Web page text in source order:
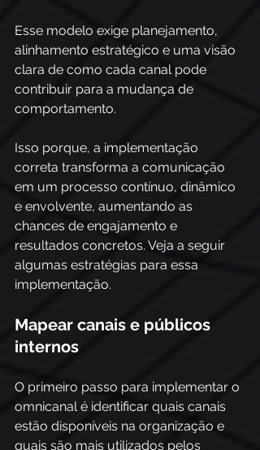
Esse modelo exige planejamento,
alinhamento estratégico e uma visão
clara de como cada canal pode
contribuir para a mudança de
comportamento.
Isso porque, a implementação
correta transforma a comunicação
em um processo contínuo, dinâmico
e envolvente, aumentando as
chances de engajamento e
resultados concretos. Veja a seguir
algumas estratégias para essa
implementação.
Mapear canais e públicos
internos
O primeiro passo para implementar o
omnicanal é identificar quais canais
estão disponíveis na organização e
quais são mais utilizados pelos